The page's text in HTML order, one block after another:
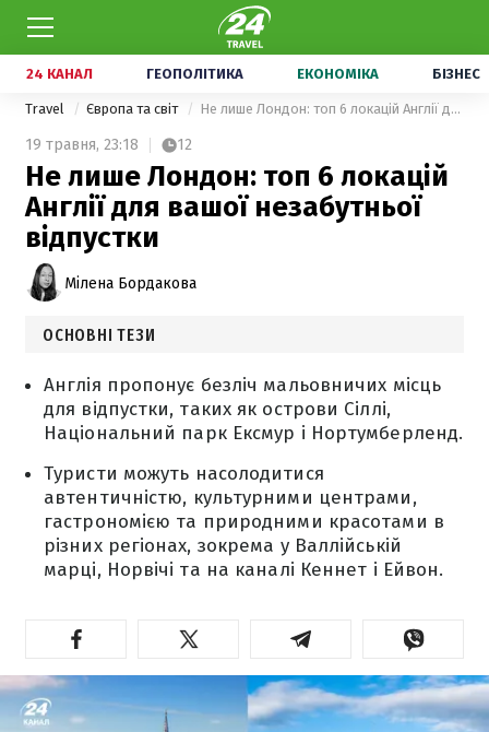
24 КАНАЛ ГЕОПОЛІТИКА ЕКОНОМІКА БІЗНЕС
Travel Європа та світ Не лише Лондон: топ 6 локацій Англії для вашої незабутньої відпустки
19 травня, 23:18 12
Не лише Лондон: топ 6 локацій
Англії для вашої незабутньої
відпустки
Мілена Бордакова
ОСНОВНІ ТЕЗИ
Англія пропонує безліч мальовничих місць
для відпустки, таких як острови Сіллі,
Національний парк Ексмур і Нортумберленд.
Туристи можуть насолодитися
автентичністю, культурними центрами,
гастрономією та природними красотами в
різних регіонах, зокрема у Валлійській
марці, Норвічі та на каналі Кеннет і Ейвон.